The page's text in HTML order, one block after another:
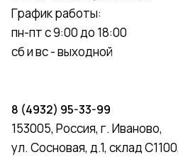
График работы:
пн-пт с 9:00 до 18:00
сб и вс - выходной
8 (4932) 95-33-99
153005, Россия, г. Иваново,
ул. Сосновая, д.1, склад